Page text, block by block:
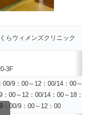
らウィメンズクリニック
3F
9：00～12：00/14：00～
00～12：00/14：00～18：00
00/9：00～12：00